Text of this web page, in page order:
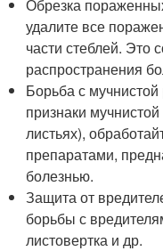
Обрезка
удалите все
части стеблей. Это
распространения
Борьба с
признаки
листьях),
препаратами,
болезнью.
Защита от
борьбы с
листовертка и др.